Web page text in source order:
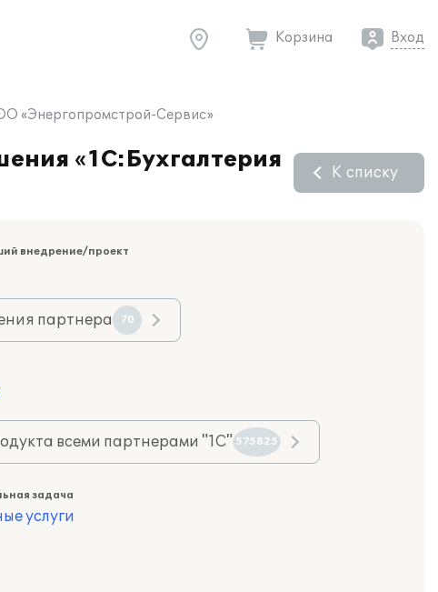
Корзина Вход
«Энергопромстрой-Сервис»
«1С:Бухгалтерия
К списку
внедрение/проект
партнера 70
всеми партнерами "1С" 575825
задача
услуги